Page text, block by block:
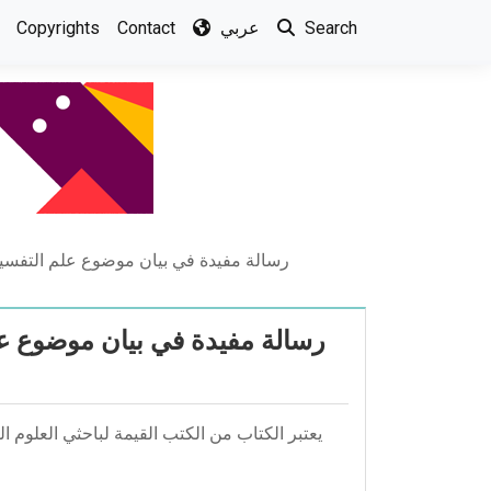
Copyrights Contact عربي Search
رسالة مفيدة في بيان موضوع علم
رسالة مفيدة في بيان موضوع
يعتبر الكتاب من الكتب القيمة لباحثي